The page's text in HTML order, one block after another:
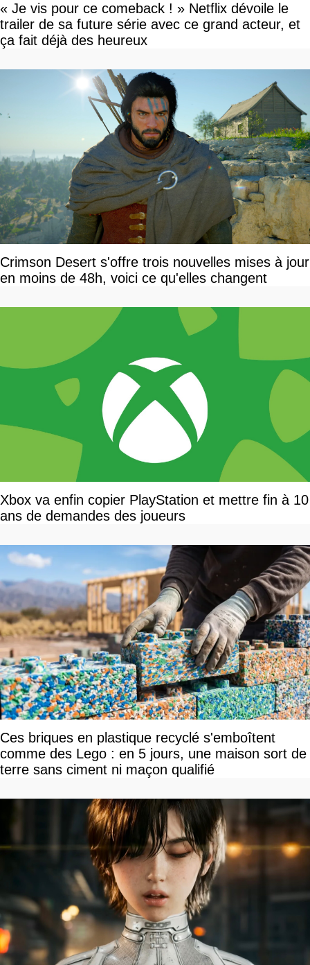
« Je vis pour ce comeback ! » Netflix dévoile le
trailer de sa future série avec ce grand acteur, et
ça fait déjà des heureux
Crimson Desert s'offre trois nouvelles mises à jour
en moins de 48h, voici ce qu'elles changent
Xbox va enfin copier PlayStation et mettre fin à 10
ans de demandes des joueurs
Ces briques en plastique recyclé s'emboîtent
comme des Lego : en 5 jours, une maison sort de
terre sans ciment ni maçon qualifié